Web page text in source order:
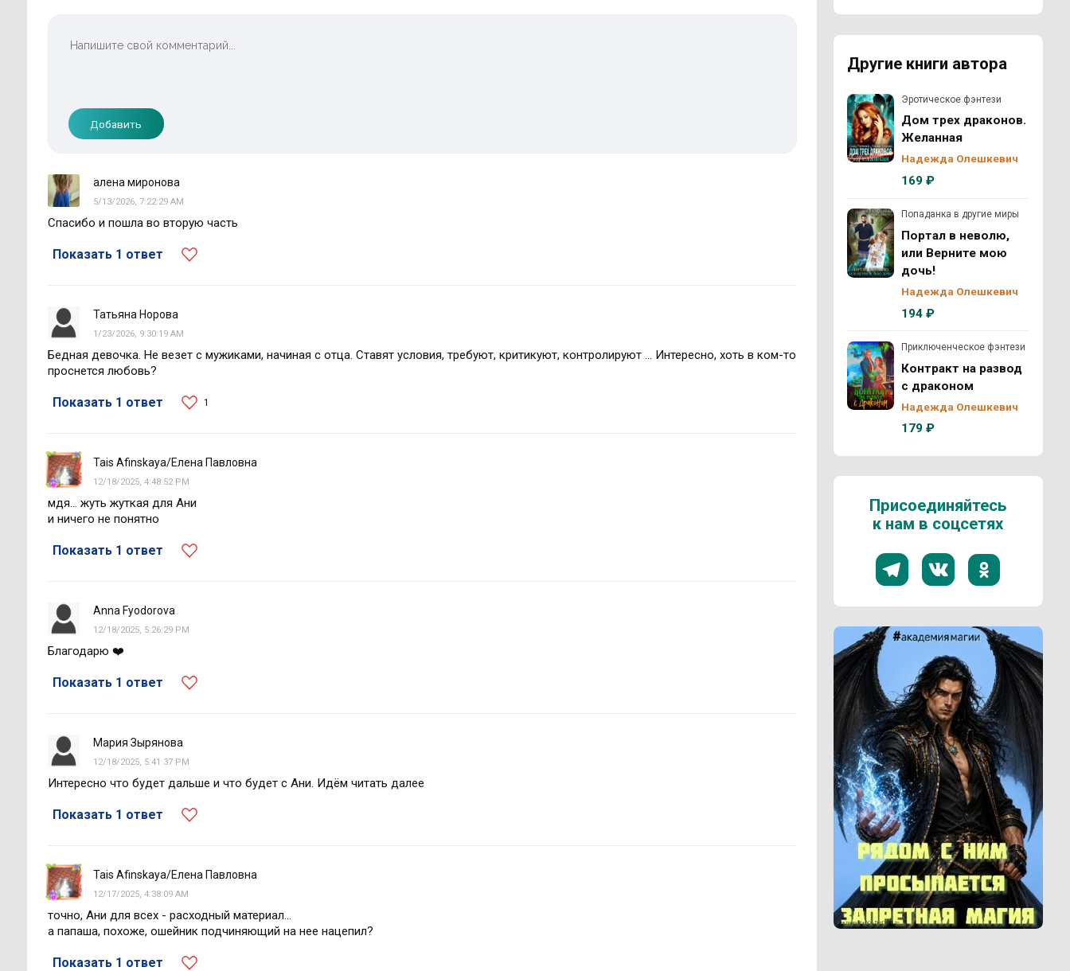
Добавить
алена миронова
5/13/2026, 7:22:29 AM
Спасибо и пошла во вторую часть
Показать 1 ответ
Татьяна Норова
1/23/2026, 9:30:19 AM
Бедная девочка. Не везет с мужиками, начиная с отца. Ставят условия, требуют, критикуют, контролируют ... Интересно, хоть в ком-то
проснется любовь?
Показать 1 ответ 1
Tais Afinskaya/Елена Павловна
12/18/2025, 4:48:52 PM
мдя... жуть жуткая для Ани
и ничего не понятно
Показать 1 ответ
Anna Fyodorova
12/18/2025, 5:26:29 PM
Благодарю ❤️
Показать 1 ответ
Мария Зырянова
12/18/2025, 5:41:37 PM
Интересно что будет дальше и что будет с Ани. Идём читать далее
Показать 1 ответ
Tais Afinskaya/Елена Павловна
12/17/2025, 4:38:09 AM
точно, Ани для всех - расходный материал...
а папаша, похоже, ошейник подчиняющий на нее нацепил?
Показать 1 ответ
Другие книги автора
Эротическое фэнтези
Дом трех драконов.
Желанная
Надежда Олешкевич
169 ₽
Попаданка в другие миры
Портал в неволю,
или Верните мою
дочь!
Надежда Олешкевич
194 ₽
Приключенческое фэнтези
Контракт на развод
с драконом
Надежда Олешкевич
179 ₽
Присоединяйтесь
к нам в соцсетях
Реклама 16+ АО «ЛитГород»